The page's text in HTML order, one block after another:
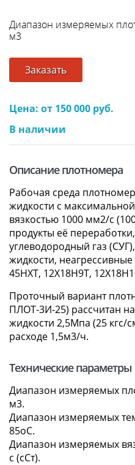
Диапазон измеряемых
м3
Заказать
Цена: от 150 000 руб.
В наличии
Описание плотномера
Рабочая среда
жидкости с
вязкостью 1000 мм2/с
продукты её
углеводородный газ
жидкости,
45НХТ, 12Х18Н9Т,
Проточный вариант
ПЛОТ-3И-25) рассчитан
жидкости 2,5Мпа (25 кгс/
расходе 1,5м3/ч.
Технические
Диапазон измеряемых
м3.
Диапазон измеряемых
85оС.
Диапазон измеряемых
с (сСт).